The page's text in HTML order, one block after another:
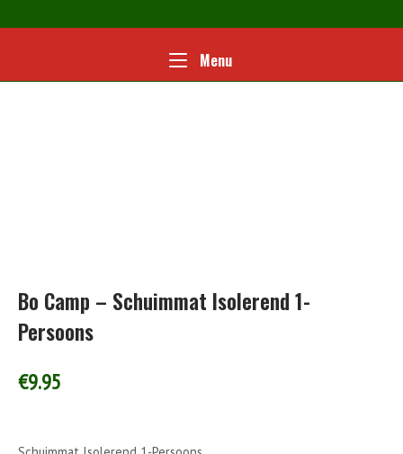
naar
Home
MenuMenu
Bo Camp – Schuimmat Isolerend 1-
Persoons
€9.95